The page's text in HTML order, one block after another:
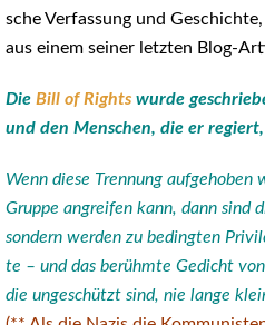
sche Ver­fas­sung und
aus einem sei­ner letz­ten Blog-
Die Bill of Rights wur­de
und den Men­schen, die er
Wenn die­se Tren­nung auf­ge­ho­ben
Grup­pe angrei­fen kann, dann sind
son­dern wer­den zu beding­ten
te – und das berühm­te Gedicht
die unge­schützt sind, nie lan­ge